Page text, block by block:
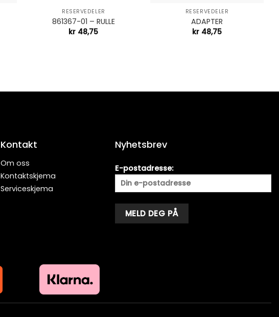
RESERVEDELER
861367-01 – RULLE
kr 48,75
RESERVEDELER
ADAPTER
kr 48,75
Kontakt
Om oss
Kontaktskjema
Serviceskjema
Nyhetsbrev
E-postadresse: